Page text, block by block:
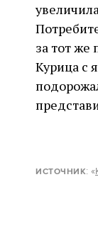
за тот же
Курица с
ИСТОЧНИК: «